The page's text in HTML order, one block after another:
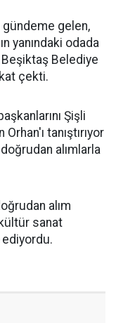
gündeme gelen,
yanındaki odada
Beşiktaş Belediye
çekti.
Şişli
tanıştırıyor
alımlarla
alım
sanat